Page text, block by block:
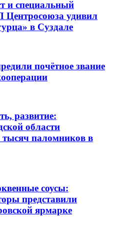
и специальный
удивил
в Суздале
почётное звание
развитие:
области
тысяч паломников в
соусы:
представили
ярмарке